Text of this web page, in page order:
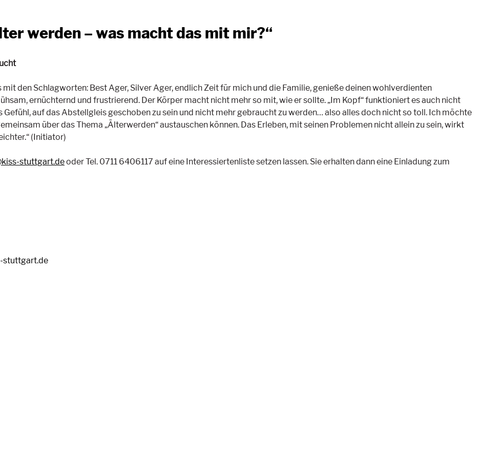
werden – was macht das mit mir?“
den Schlagworten: Best Ager, Silver Ager, endlich Zeit für mich und die Familie, genieße deinen wohlverdienten
ernüchternd und frustrierend. Der Körper macht nicht mehr so mit, wie er sollte. „Im Kopf“ funktioniert es auch nicht
auf das Abstellgleis geschoben zu sein und nicht mehr gebraucht zu werden… also alles doch nicht so toll. Ich möchte
über das Thema „Älterwerden“ austauschen können. Das Erleben, mit seinen Problemen nicht allein zu sein, wirkt
(Initiator)
stuttgart.deoder Tel. 0711 6406117 auf eine Interessiertenliste setzen lassen. Sie erhalten dann eine Einladung zum
stuttgart.de